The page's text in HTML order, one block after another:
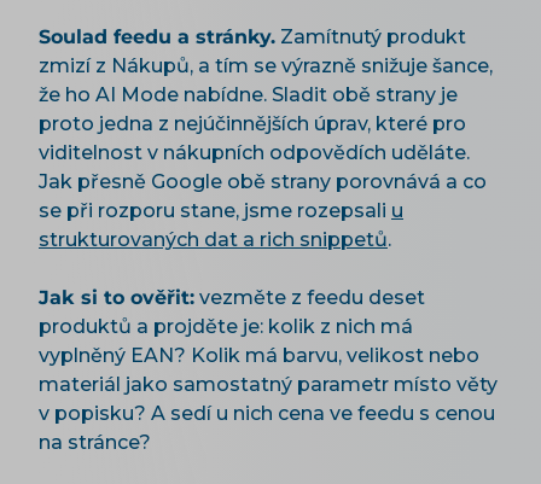
Soulad feedu a stránky. Zamítnutý produkt
zmizí z Nákupů, a tím se výrazně snižuje šance,
že ho AI Mode nabídne. Sladit obě strany je
proto jedna z nejúčinnějších úprav, které pro
viditelnost v nákupních odpovědích uděláte.
Jak přesně Google obě strany porovnává a co
se při rozporu stane, jsme rozepsali u
strukturovaných dat a rich snippetů.
Jak si to ověřit: vezměte z feedu deset
produktů a projděte je: kolik z nich má
vyplněný EAN? Kolik má barvu, velikost nebo
materiál jako samostatný parametr místo věty
v popisku? A sedí u nich cena ve feedu s cenou
na stránce?